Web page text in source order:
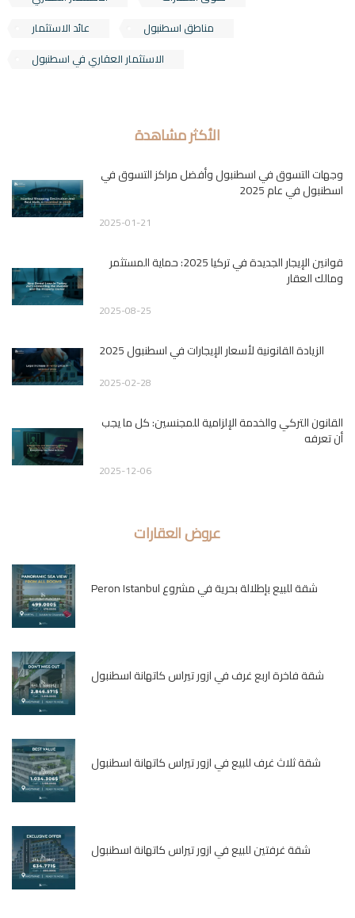
عائد الاستثمار
مناطق اسطنبول
الاستثمار العقاري في اسطنبول
الأكثر مشاهدة
وجهات التسوق في اسطنبول وأفضل مراكز التسوق في
اسطنبول في عام 2025
2025-01-21
قوانين الإيجار الجديدة في تركيا 2025: حماية المستثمر
ومالك العقار
2025-08-25
الزيادة القانونية لأسعار الإيجارات في اسطنبول 2025
2025-02-28
القانون التركي والخدمة الإلزامية للمجنسين: كل ما يجب
أن تعرفه
2025-12-06
عروض العقارات
شقة للبيع بإطلالة بحرية في مشروع Peron Istanbul
شقة فاخرة اربع غرف في ازور تيراس كاتهانة اسطنبول
شقة ثلاث غرف للبيع في ازور تيراس كاتهانة اسطنبول
شقة غرفتين للبيع في ازور تيراس كاتهانة اسطنبول